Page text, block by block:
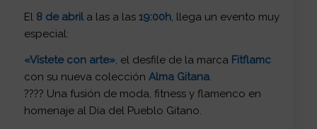
El 8 de abrila las a las 19:00h, llega un evento muy
especial:
«Vístete con arte», el desfile de la marca Fitflamc
con su nueva colección Alma Gitana.
???? Una fusión de moda, fitness y flamenco en
homenaje al Día del Pueblo Gitano.